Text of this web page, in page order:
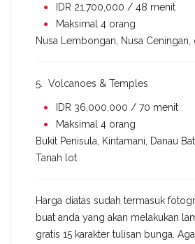
IDR 21,700,000 / 48 menit
Maksimal 4 orang
Nusa Lembongan, Nusa Ceningan,
5. Volcanoes & Temples
IDR 36,000,000 / 70 menit
Maksimal 4 orang
Bukit Penisula, Kintamani, Danau
Tanah lot
Harga diatas sudah termasuk
buat anda yang akan melakukan
gratis 15 karakter tulisan bunga.